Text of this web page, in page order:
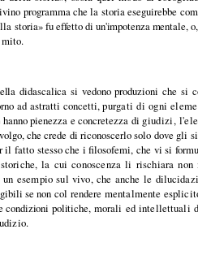
programma che la storia eseguirebbe
sto­ria» fu effetto di un'impotenza mentale,
didascalica si vedono produzioni che si
ad astratti concetti,purgati di ogni
pienezza e concretezza di giudizi,
che crede di riconoscerlo solo dove gli
il fatto stesso che i filosofemi, che vi si formu­
la cui conoscenza li rischiara
unesempio sul vivo, che anche le
se non col rendere mentalmente
condizioni politiche, morali ed intellettuali